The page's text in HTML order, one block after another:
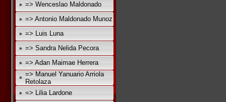
=> Wenceslao Maldonado
=> Antonio Maldonado Munoz
=> Luis Luna
=> Sandra Nelida Pecora
=> Adan Maimae Herrera
=> Manuel Yanuario Arriola
Retolaza
=> Lilia Lardone